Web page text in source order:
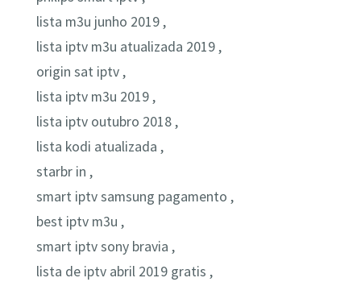
lista m3u junho 2019 ,
lista iptv m3u atualizada 2019 ,
origin sat iptv ,
lista iptv m3u 2019 ,
lista iptv outubro 2018 ,
lista kodi atualizada ,
starbr in ,
smart iptv samsung pagamento ,
best iptv m3u ,
smart iptv sony bravia ,
lista de iptv abril 2019 gratis ,